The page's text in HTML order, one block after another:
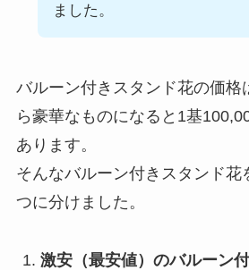
ました。
バルーン付きスタンド花の価格
ら豪華なものになると1基
あります。
そんなバルーン付きスタンド花
つに分けました。
激安（最安値）のバルーン